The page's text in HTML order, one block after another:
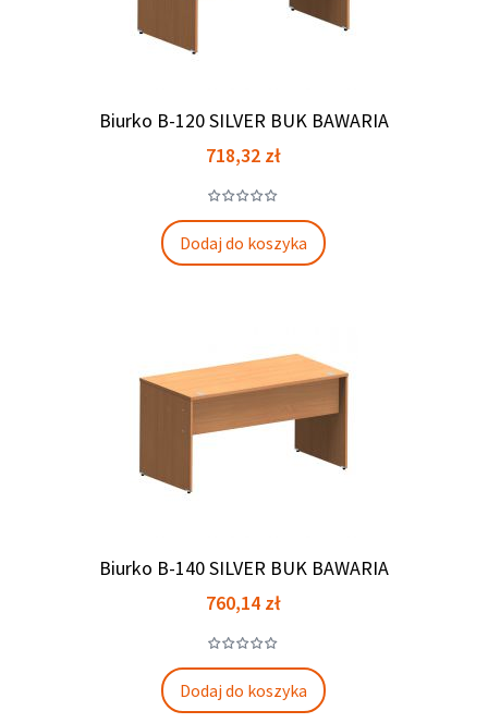
Biurko B-120 SILVER BUK BAWARIA
Cena
718,32 zł
Dodaj do koszyka
Biurko B-140 SILVER BUK BAWARIA
Cena
760,14 zł
Dodaj do koszyka